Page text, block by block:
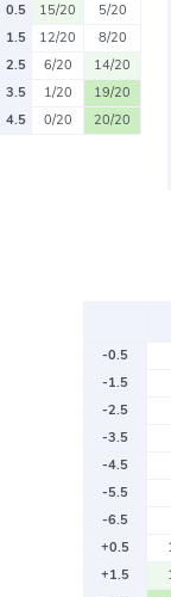
0.5
15/20
5/20
1.5
12/20
8/20
2.5
6/20
14/20
3.5
1/20
19/20
4.5
0/20 20/20
-0.5
-1.5
-2.5
-3.5
-4.5
-5.5
-6.5
+0.5
+1.5